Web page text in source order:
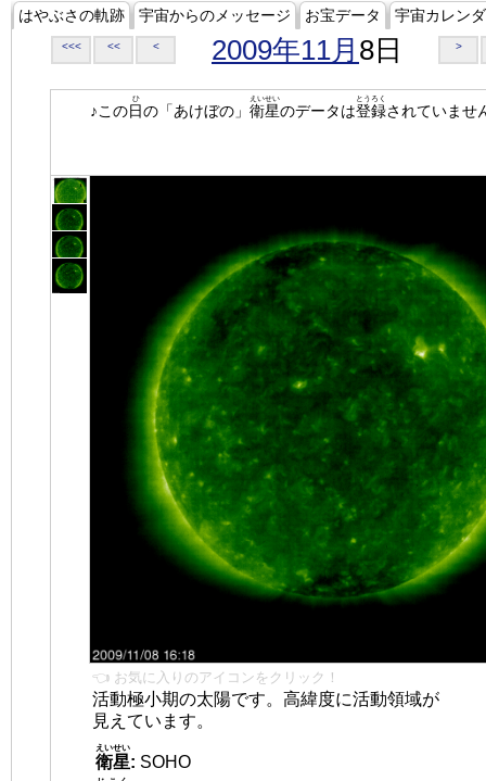
はやぶさの軌跡 宇宙からのメッセージ お宝データ 宇宙カレン
<<< << < 2009年11月 8日 >
♪この日
ひ
の「あけぼの」 衛星
えいせい
のデータは登録
とうろく
されていませ
👈 お気に入りのアイコンをクリック！
活動極小期の太陽です。高緯度に活動領域が
見えています。
衛星
えいせい
: SOHO